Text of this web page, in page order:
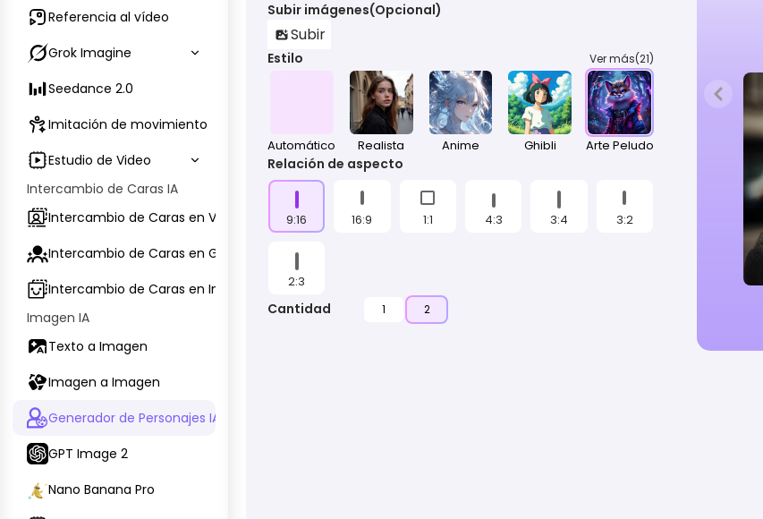
Referencia al vídeo
Grok Imagine
Seedance 2.0
Imitación de movimiento
Estudio de Video
Intercambio de Caras IA
Intercambio de Caras en Video
Intercambio de Caras en GIF
Intercambio de Caras en Imagen
Imagen IA
Texto a Imagen
Imagen a Imagen
Generador de Personajes IA
GPT Image 2
Nano Banana Pro
Subir imágenes(Opcional)
Subir
Estilo Ver más(21)
Automático Realista Anime Ghibli Arte Peludo
Relación de aspecto
9:16 16:9 1:1 4:3 3:4 3:2
2:3
Cantidad 1 2